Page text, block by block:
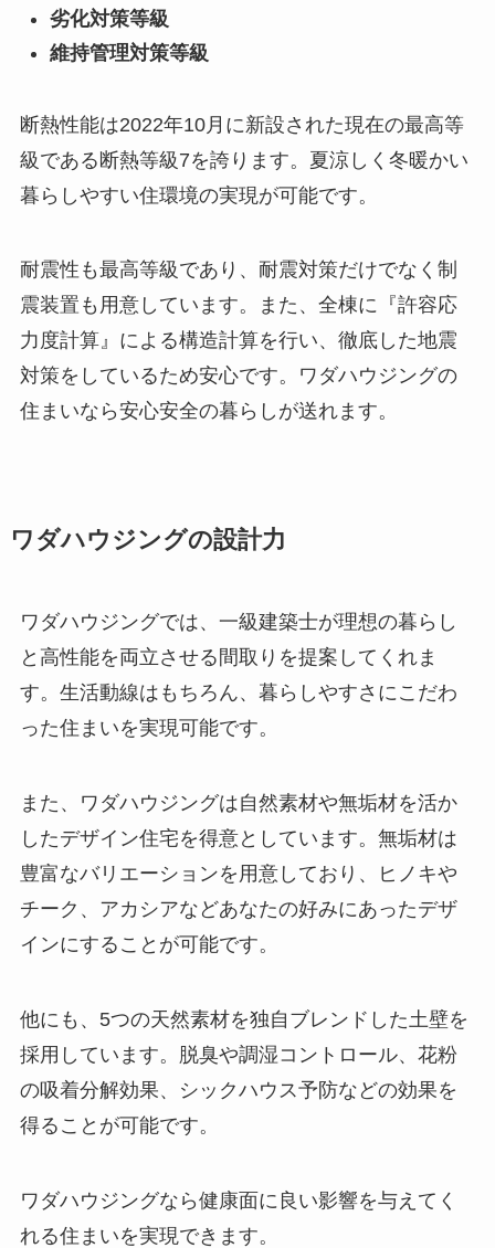
劣化対策等級
維持管理対策等級
断熱性能は2022年10月に新設された現在の最高等
級である断熱等級7を誇ります。夏涼しく冬暖かい
暮らしやすい住環境の実現が可能です。
耐震性も最高等級であり、耐震対策だけでなく制
震装置も用意しています。また、全棟に『許容応
力度計算』による構造計算を行い、徹底した地震
対策をしているため安心です。ワダハウジングの
住まいなら安心安全の暮らしが送れます。
ワダハウジングの設計力
ワダハウジングでは、一級建築士が理想の暮らし
と高性能を両立させる間取りを提案してくれま
す。生活動線はもちろん、暮らしやすさにこだわ
った住まいを実現可能です。
また、ワダハウジングは自然素材や無垢材を活か
したデザイン住宅を得意としています。無垢材は
豊富なバリエーションを用意しており、ヒノキや
チーク、アカシアなどあなたの好みにあったデザ
インにすることが可能です。
他にも、5つの天然素材を独自ブレンドした土壁を
採用しています。脱臭や調湿コントロール、花粉
の吸着分解効果、シックハウス予防などの効果を
得ることが可能です。
ワダハウジングなら健康面に良い影響を与えてく
れる住まいを実現できます。